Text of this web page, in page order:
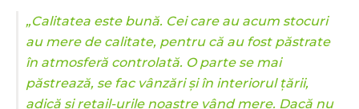
„Calitatea este bună. Cei care au acum stocuri
au mere de calitate, pentru că au fost păstrate
în atmosferă controlată. O parte se mai
păstrează, se fac vânzări și în interiorul țării,
adică și retail-urile noastre vând mere. Dacă nu